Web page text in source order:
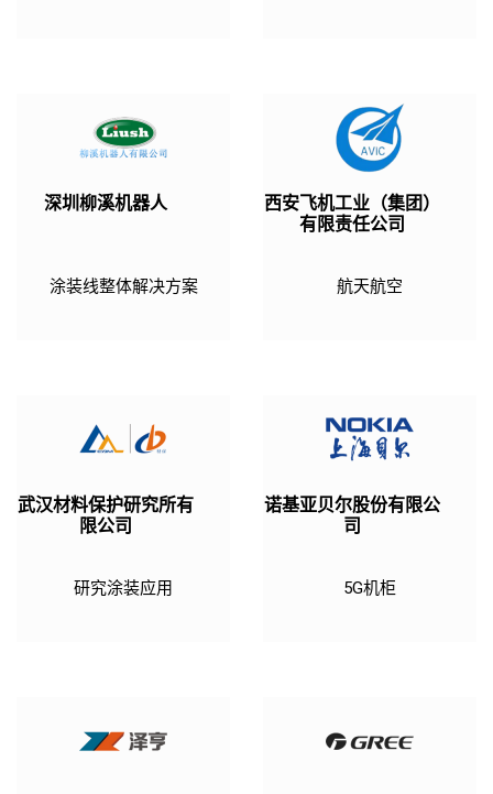
深圳柳溪机器人
涂装线整体解决方案
西安飞机工业（集团）
有限责任公司
航天航空
武汉材料保护研究所有
限公司
研究涂装应用
诺基亚贝尔股份有限公
司
5G机柜